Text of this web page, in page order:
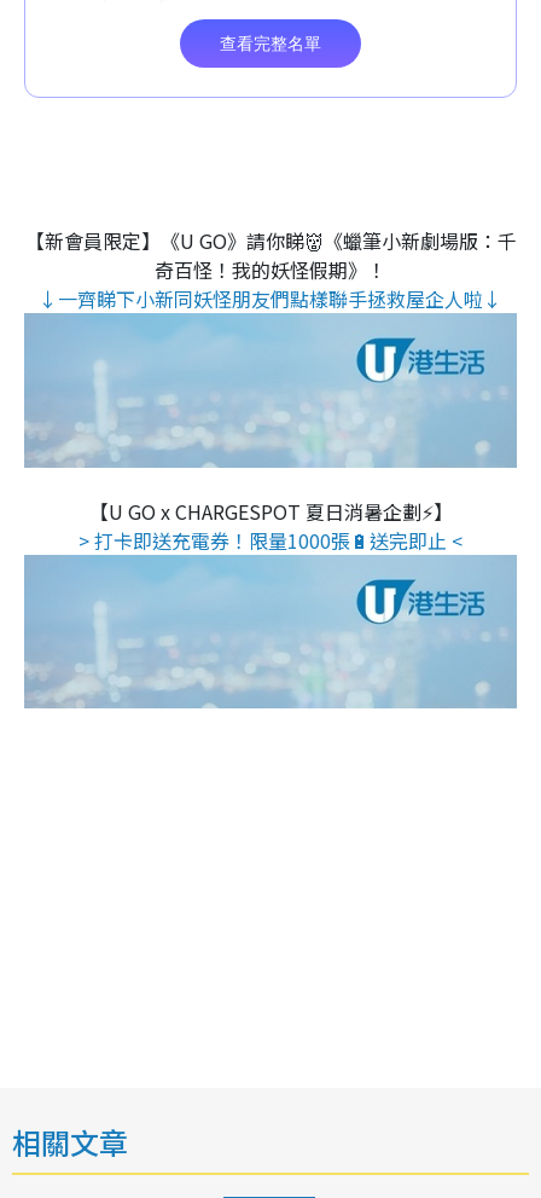
【新會員限定】《U GO》請你睇👹《蠟筆小新劇場版：千
奇百怪！我的妖怪假期》！
↓一齊睇下小新同妖怪朋友們點樣聯手拯救屋企人啦↓
【U GO x CHARGESPOT 夏日消暑企劃⚡】
> 打卡即送充電券！限量1000張🔋送完即止 <
相關文章